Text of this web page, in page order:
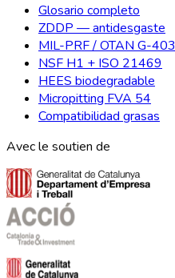
Glosario completo
ZDDP — antidesgaste
MIL-PRF / OTAN G-403
NSF H1 + ISO 21469
HEES biodegradable
Micropitting FVA 54
Compatibilidad grasas
Avec le soutien de